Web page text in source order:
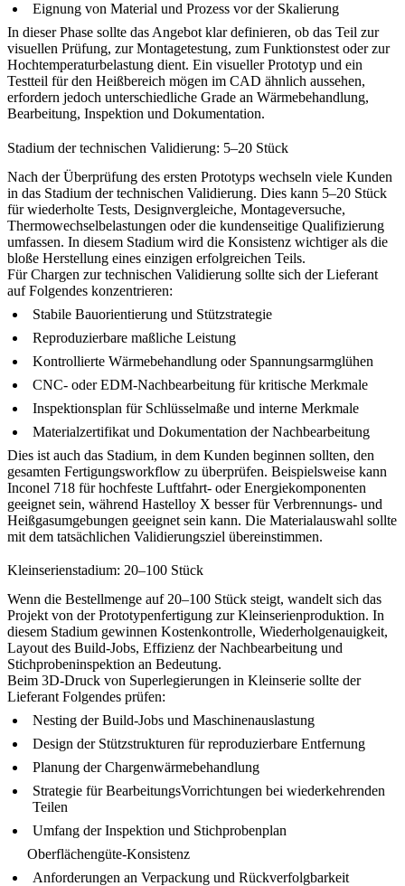
Eignung von Material und Prozess vor der Skalierung
In dieser Phase sollte das Angebot klar definieren, ob das Teil zur
visuellen Prüfung, zur Montagetestung, zum Funktionstest oder zur
Hochtemperaturbelastung dient. Ein visueller Prototyp und ein
Testteil für den Heißbereich mögen im CAD ähnlich aussehen,
erfordern jedoch unterschiedliche Grade an Wärmebehandlung,
Bearbeitung, Inspektion und Dokumentation.
Stadium der technischen Validierung: 5–20 Stück
Nach der Überprüfung des ersten Prototyps wechseln viele Kunden
in das Stadium der technischen Validierung. Dies kann 5–20 Stück
für wiederholte Tests, Designvergleiche, Montageversuche,
Thermowechselbelastungen oder die kundenseitige Qualifizierung
umfassen. In diesem Stadium wird die Konsistenz wichtiger als die
bloße Herstellung eines einzigen erfolgreichen Teils.
Für Chargen zur technischen Validierung sollte sich der Lieferant
auf Folgendes konzentrieren:
Stabile Bauorientierung und Stützstrategie
Reproduzierbare maßliche Leistung
Kontrollierte Wärmebehandlung oder Spannungsarmglühen
CNC- oder EDM-Nachbearbeitung für kritische Merkmale
Inspektionsplan für Schlüsselmaße und interne Merkmale
Materialzertifikat und Dokumentation der Nachbearbeitung
Dies ist auch das Stadium, in dem Kunden beginnen sollten, den
gesamten Fertigungsworkflow zu überprüfen. Beispielsweise kann
Inconel 718 für hochfeste Luftfahrt- oder Energiekomponenten
geeignet sein, während Hastelloy X besser für Verbrennungs- und
Heißgasumgebungen geeignet sein kann. Die Materialauswahl sollte
mit dem tatsächlichen Validierungsziel übereinstimmen.
Kleinserienstadium: 20–100 Stück
Wenn die Bestellmenge auf 20–100 Stück steigt, wandelt sich das
Projekt von der Prototypenfertigung zur Kleinserienproduktion. In
diesem Stadium gewinnen Kostenkontrolle, Wiederholgenauigkeit,
Layout des Build-Jobs, Effizienz der Nachbearbeitung und
Stichprobeninspektion an Bedeutung.
Beim 3D-Druck von Superlegierungen in Kleinserie sollte der
Lieferant Folgendes prüfen:
Nesting der Build-Jobs und Maschinenauslastung
Design der Stützstrukturen für reproduzierbare Entfernung
Planung der Chargenwärmebehandlung
Strategie für BearbeitungsVorrichtungen bei wiederkehrenden
Teilen
Umfang der Inspektion und Stichprobenplan
Oberflächengüte-Konsistenz
Anforderungen an Verpackung und Rückverfolgbarkeit